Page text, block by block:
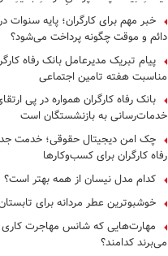
فرار از قانون چیست؟
خبر مهم برای کارگران؛ پایه سنوات در
دائم و موقت چگونه پرداخت می‌شود؟
پیام تبریک مدیرعامل بانک رفاه
مناسبت هفته تامین اجتماعی
بانک رفاه کارگران همواره در پی
خدمات‌رسانی به بازنشستگان است
چک امن دیجیتال حقوقی؛ خدمت
رفاه کارگران برای کسب‌وکارها
کدام مدل نیسان از همه بهتر است؟
خوشبوترین عطر مردانه برای
مهارت‌هایی که شانس مهاجرت کاری
می‌برند کدامند؟